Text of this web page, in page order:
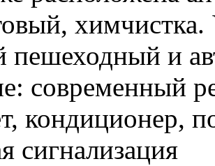
химчистка.
пешеходный и
современный
кондиционер,
сигнализация